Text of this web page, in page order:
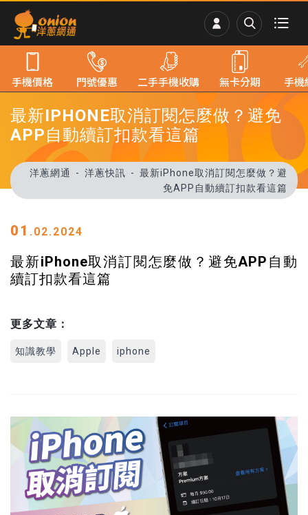
最新IPHONE取消訂閱怎麼做？避免
APP自動續訂扣款看這篇
洋蔥網通 洋蔥快訊
最新iPhone取消訂閱怎麼做？避
免APP自動續訂扣款看這篇
01 .02.2024
最新iPhone取消訂閱怎麼做？避免APP自動
續訂扣款看這篇
更多文章：
知識教學 Apple iphone
手機價格 門號優惠 二手手機收購 無卡分期 手機